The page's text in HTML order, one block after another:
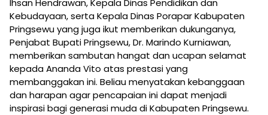
Ihsan Hendrawan, Kepala Dinas Pendidikan dan
Kebudayaan, serta Kepala Dinas Porapar Kabupaten
Pringsewu yang juga ikut memberikan dukunganya,
Penjabat Bupati Pringsewu, Dr. Marindo Kurniawan,
memberikan sambutan hangat dan ucapan selamat
kepada Ananda Vito atas prestasi yang
membanggakan ini. Beliau menyatakan kebanggaan
dan harapan agar pencapaian ini dapat menjadi
inspirasi bagi generasi muda di Kabupaten Pringsewu.